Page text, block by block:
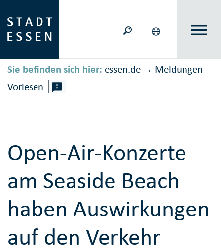
Sie befinden sich hier: essen.de → Meldungen
Vorlesen
Open-Air-Konzerte
am Seaside Beach
haben Auswirkungen
auf den Verkehr